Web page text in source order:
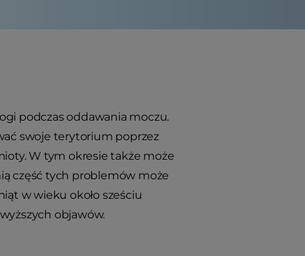
podczas oddawania moczu.
swoje terytorium poprzez
W tym okresie także może
część tych problemów może
w wieku około sześciu
objawów.